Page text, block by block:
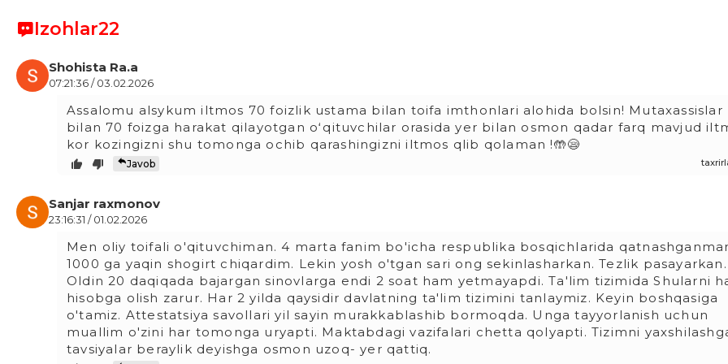
Izohlar22
Shohista Ra.a
07:21:36 / 03.02.2026
Assalomu alsykum iltmos 70 foizlik ustama bilan toifa imthonlari alohida bolsin! Mutaxassislar
bilan 70 foizga harakat qilayotgan oʻqituvchilar orasida yer bilan osmon qadar farq mavjud
kor kozingizni shu tomonga ochib qarashingizni iltmos qlib qolaman !🤲😪
Javob
Sanjar raxmonov
23:16:31 / 01.02.2026
Men oliy toifali o'qituvchiman. 4 marta fanim bo'icha respublika bosqichlarida
1000 ga yaqin shogirt chiqardim. Lekin yosh o'tgan sari ong sekinlasharkan. Tezlik pasayarkan.
Oldin 20 daqiqada bajargan sinovlarga endi 2 soat ham yetmayapdi. Ta'lim tizimida Shularni
hisobga olish zarur. Har 2 yilda qaysidir davlatning ta'lim tizimini tanlaymiz. Keyin boshqasiga
o'tamiz. Attestatsiya savollari yil sayin murakkablashib bormoqda. Unga tayyorlanish uchun
muallim o'zini har tomonga uryapti. Maktabdagi vazifalari chetta qolyapti. Tizimni
tavsiyalar beraylik deyishga osmon uzoq- yer qattiq.